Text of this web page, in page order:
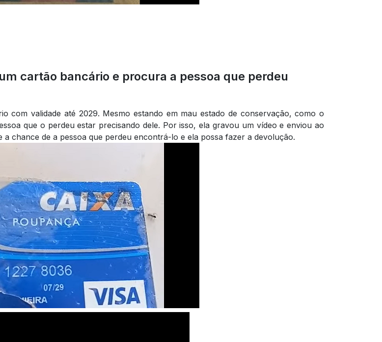
cartão bancário e procura a pessoa que perdeu
com validade até 2029. Mesmo estando em mau estado de conservação, como o
que o perdeu estar precisando dele. Por isso, ela gravou um vídeo e enviou ao
chance de a pessoa que perdeu encontrá-lo e ela possa fazer a devolução.